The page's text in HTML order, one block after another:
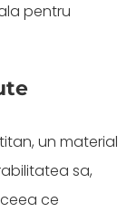
pentru
un material
sa,
ce